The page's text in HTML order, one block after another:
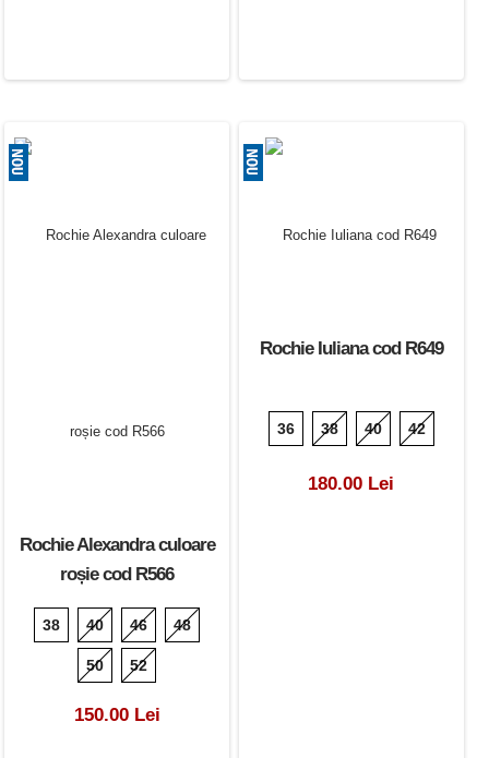
Rochie Alexandra culoare
roșie cod R566
38 40 46 48
50 52
150.00 Lei
Rochie Iuliana cod R649
36 38 40 42
180.00 Lei